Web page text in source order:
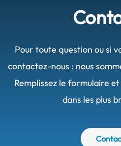
Pour toute question ou si
contactez-nous : nous
Remplissez le formulaire
dans les plus